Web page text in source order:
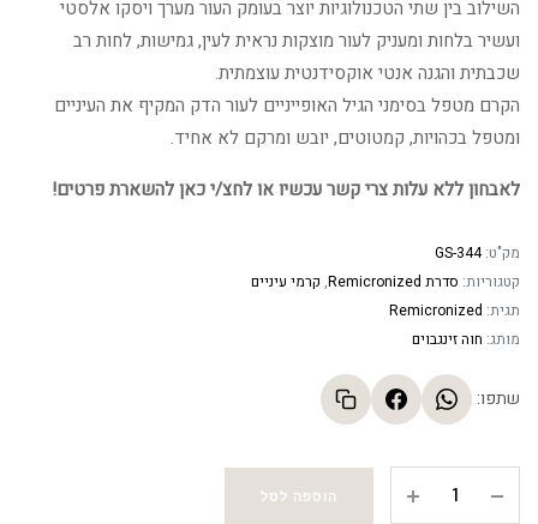
השילוב בין שתי הטכנולוגיות יוצר בעומק העור מערך ויסקו אלסטי
ועשיר בלחות ומעניק לעור מוצקות נראית לעין, גמישות, לחות רב
שכבתית והגנה אנטי אוקסידנטית עוצמתית.
הקרם מטפל בסימני הגיל האופייניים לעור הדק המקיף את העיניים
ומטפל בכהויות, קמטוטים, יובש ומרקם לא אחיד.
לאבחון ללא עלות צרי קשר עכשיו או לחצ/י כאן להשארת פרטים!
מק"ט:GS-344
קטגוריות: סדרת Remicronized , קרמי עיניים
תגית: Remicronized
מותג: חוה זינגבוים
שתפו:
קרם
עיניים
הוספה לסל